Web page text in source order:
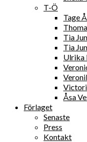
T-Ö
Tage
Tia
Tia
Ulrika
Åsa
Förlaget
Senaste
Press
Kontakt